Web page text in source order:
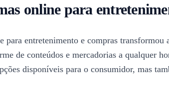
online para
entretenimento e compras
de conteúdos e mercadorias a qualquer
disponíveis para o consumidor, mas